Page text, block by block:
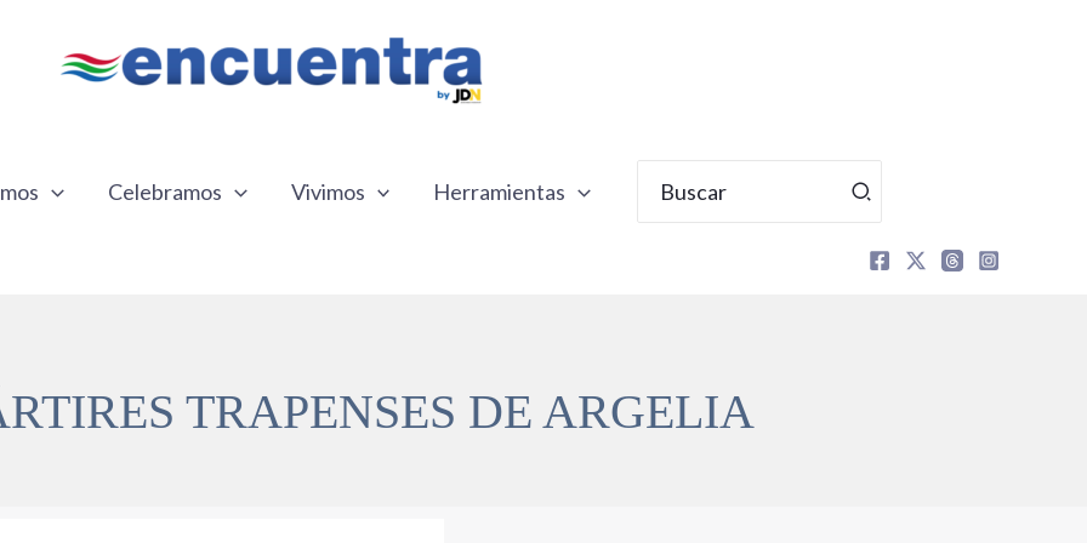
Celebramos Vivimos Herramientas
por:
TRAPENSES DE ARGELIA